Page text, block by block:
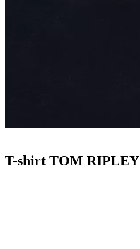
T-shirt TOM RIPLEY